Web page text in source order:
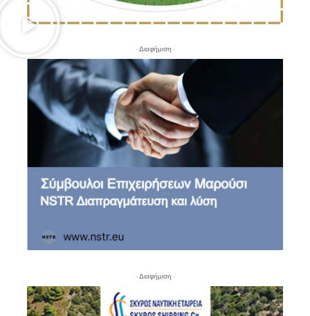
- Διαφήμιση -
- Διαφήμιση -